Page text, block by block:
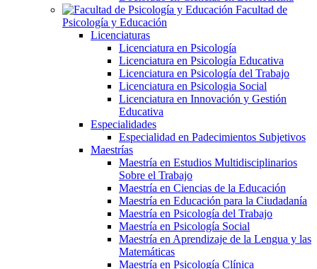
Facultad de
Psicología y Educación
Licenciaturas
Licenciatura en Psicología
Licenciatura en Psicología Educativa
Licenciatura en Psicología del Trabajo
Licenciatura en Psicologia Social
Licenciatura en Innovación y Gestión
Educativa
Especialidades
Especialidad en Padecimientos Subjetivos
Maestrías
Maestría en Estudios Multidisciplinarios
Sobre el Trabajo
Maestría en Ciencias de la Educación
Maestría en Educación para la Ciudadanía
Maestría en Psicología del Trabajo
Maestría en Psicología Social
Maestría en Aprendizaje de la Lengua y las
Matemáticas
Maestría en Psicología Clínica